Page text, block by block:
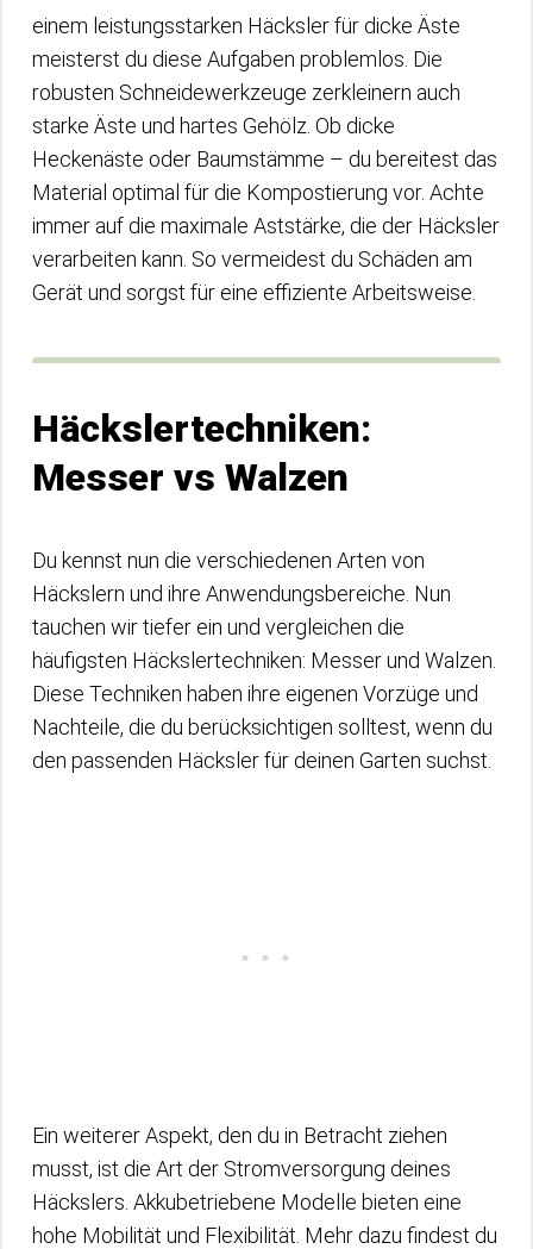
einem leistungsstarken Häcksler für dicke Äste
meisterst du diese Aufgaben problemlos. Die
robusten Schneidewerkzeuge zerkleinern auch
starke Äste und hartes Gehölz. Ob dicke
Heckenäste oder Baumstämme – du bereitest das
Material optimal für die Kompostierung vor. Achte
immer auf die maximale Aststärke, die der Häcksler
verarbeiten kann. So vermeidest du Schäden am
Gerät und sorgst für eine effiziente Arbeitsweise.
Häckslertechniken:
Messer vs Walzen
Du kennst nun die verschiedenen Arten von
Häckslern und ihre Anwendungsbereiche. Nun
tauchen wir tiefer ein und vergleichen die
häufigsten Häckslertechniken: Messer und Walzen.
Diese Techniken haben ihre eigenen Vorzüge und
Nachteile, die du berücksichtigen solltest, wenn du
den passenden Häcksler für deinen Garten suchst.
Ein weiterer Aspekt, den du in Betracht ziehen
musst, ist die Art der Stromversorgung deines
Häckslers. Akkubetriebene Modelle bieten eine
hohe Mobilität und Flexibilität. Mehr dazu findest du